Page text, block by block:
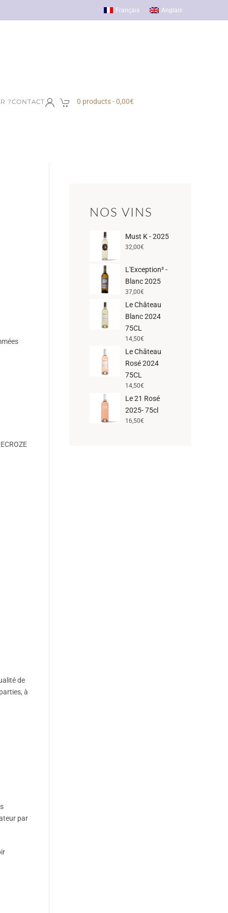
Français Anglais
?CONTACT 0 products -0,00€
de
à
par
NOS VINS
Must K - 2025
32,00€
L'Exception² -
Blanc 2025
37,00€
Le Château
Blanc 2024
75CL
14,50€
Le Château
Rosé 2024
75CL
14,50€
Le 21 Rosé
2025- 75cl
16,50€